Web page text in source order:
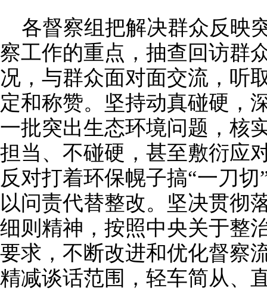
各督察组把解决群众反映
察工作的重点，抽查回访群
况，与群众面对面交流，听
定和称赞。坚持动真碰硬，
一批突出生态环境问题，核
担当、不碰硬，甚至敷衍应
反对打着环保幌子搞“一刀
以问责代替整改。坚决贯彻
细则精神，按照中央关于整
要求，不断改进和优化督察
精减谈话范围，轻车简从、